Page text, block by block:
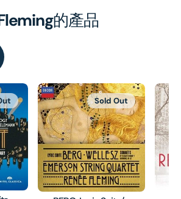
的產品
Sold Out